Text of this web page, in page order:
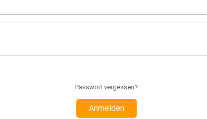
Passwort vergessen?
Anmelden